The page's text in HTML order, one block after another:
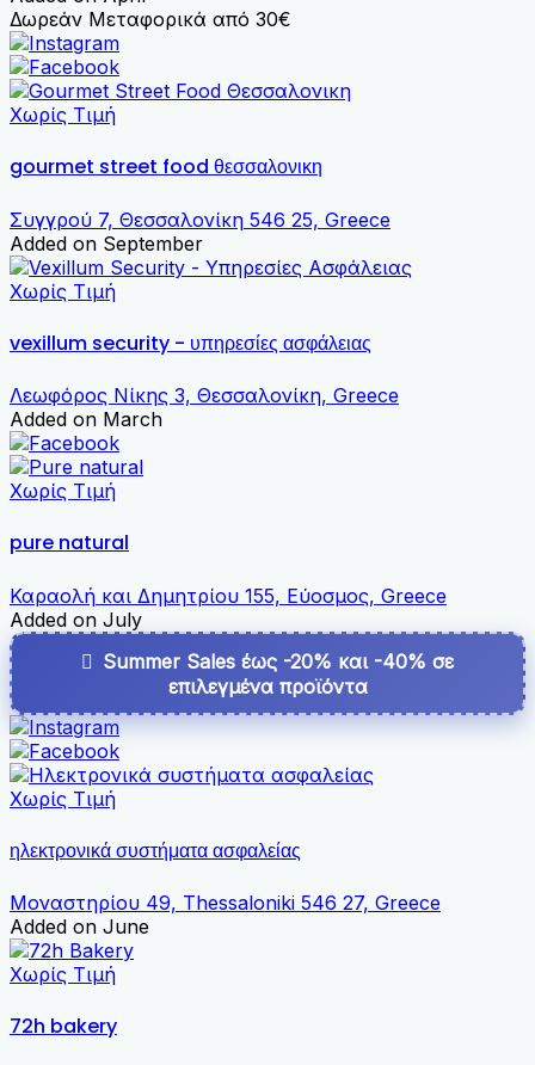
Δωρεάν Μεταφορικά από 30€
Χωρίς Τιμή
gourmet street food θεσσαλονικη
Συγγρού 7, Θεσσαλονίκη 546 25, Greece
Added on September
Χωρίς Τιμή
vexillum security - υπηρεσίες ασφάλειας
Λεωφόρος Νίκης 3, Θεσσαλονίκη, Greece
Added on March
Χωρίς Τιμή
pure natural
Καραολή και Δημητρίου 155, Εύοσμος, Greece
Added on July
Summer Sales έως -20% και -40% σε
επιλεγμένα προϊόντα
Χωρίς Τιμή
ηλεκτρονικά συστήματα ασφαλείας
Μοναστηρίου 49, Thessaloniki 546 27, Greece
Added on June
Χωρίς Τιμή
72h bakery